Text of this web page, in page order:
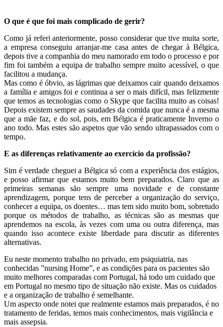
O que é que foi mais complicado de gerir?
Como já referi anteriormente, posso considerar que tive muita sorte,
a empresa conseguiu arranjar-me casa antes de chegar à Bélgica,
depois tive a companhia do meu namorado em todo o processo e por
fim foi também a equipa de trabalho sempre muito acessível, o que
facilitou a mudança.
Mas como é óbvio, as lágrimas que deixamos cair quando deixamos
a família e amigos foi e continua a ser o mais difícil, mas felizmente
que temos as tecnologias como o Skype que facilita muito as coisas!
Depois existem sempre as saudades da comida que nunca é a mesma
que a mãe faz, e do sol, pois, em Bélgica é praticamente Inverno o
ano todo. Mas estes são aspetos que vão sendo ultrapassados com o
tempo.
E as diferenças relativamente ao exercício da profissão?
Sim é verdade cheguei a Bélgica só com a experiência dos estágios,
e posso afirmar que estamos muito bem preparados. Claro que as
primeiras semanas são sempre uma novidade e de constante
aprendizagem, porque tens de perceber a organização do serviço,
conhecer a equipa, os doentes… mas tem sido muito bom, sobretudo
porque os métodos de trabalho, as técnicas são as mesmas que
aprendemos na escola, às vezes com uma ou outra diferença, mas
quando isso acontece existe liberdade para discutir as diferentes
alternativas.
Eu neste momento trabalho no privado, em psiquiatria, nas
conhecidas ”nursing Home”, e as condições para os pacientes são
muito melhores comparadas com Portugal, há todo um cuidado que
em Portugal no mesmo tipo de situação não existe. Mas os cuidados
e a organização de trabalho é semelhante.
Um aspecto onde notei que realmente estamos mais preparados, é no
tratamento de feridas, temos mais conhecimentos, mais vigilância e
mais assepsia.